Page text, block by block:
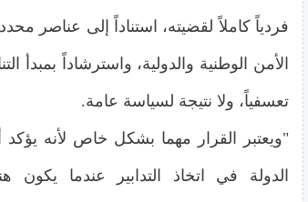
فردياً كاملاً لقضيته، استناداً إلى عناصر
الأمن الوطنية والدولية، واسترشاداً بمبدأ
تعسفياً، ولا نتيجة لسياسة عامة.
"ويعتبر القرار مهما بشكل خاص لأنه
الدولة في اتخاذ التدابير عندما